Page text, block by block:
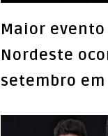
Maior
Nordeste
setembro